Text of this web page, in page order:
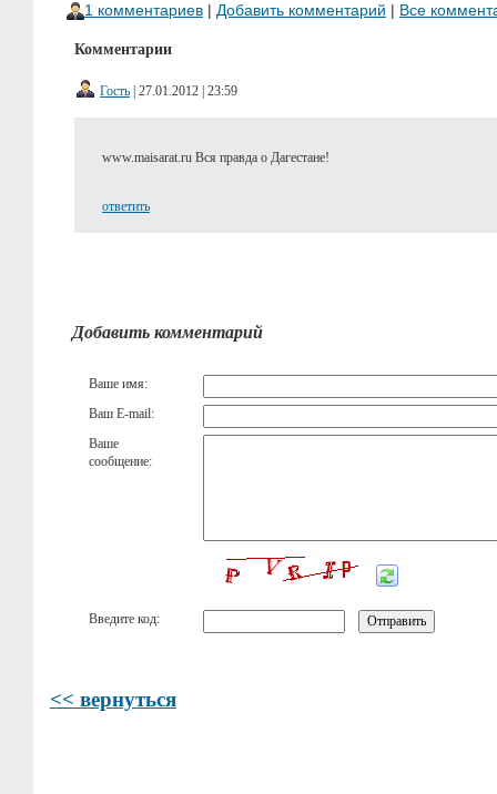
1 комментариев | Добавить комментарий | Все
Комментарии
Гость | 27.01.2012 | 23:59
www.maisarat.ru Вся правда о Дагестане!
ответить
Добавить комментарий
Ваше имя:
Ваш E-mail:
Ваше
сообщение:
Введите код:
<< вернуться